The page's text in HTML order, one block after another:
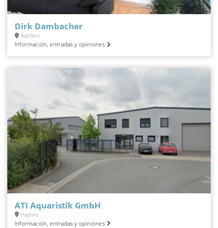
Dirk Dambacher
Aachen
Información, entradas y opiniones
ATI Aquaristik GmbH
Hamm
Información, entradas y opiniones